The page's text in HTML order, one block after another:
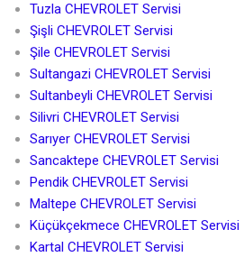
Tuzla CHEVROLET Servisi
Şişli CHEVROLET Servisi
Şile CHEVROLET Servisi
Sultangazi CHEVROLET Servisi
Sultanbeyli CHEVROLET Servisi
Silivri CHEVROLET Servisi
Sarıyer CHEVROLET Servisi
Sancaktepe CHEVROLET Servisi
Pendik CHEVROLET Servisi
Maltepe CHEVROLET Servisi
Küçükçekmece CHEVROLET Servisi
Kartal CHEVROLET Servisi